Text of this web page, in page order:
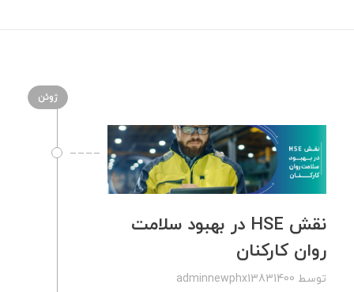
ژوئن
نقش HSE در بهبود سلامت
روان کارکنان
توسط adminnewphx13831400